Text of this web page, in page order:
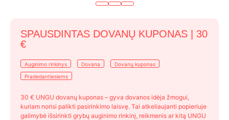
SPAUSDINTAS DOVANŲ KUPONAS | 30
€
Auginimo rinkinys Dovana
Dovanų kuponas
Pradedantiesiems
30 € UNGU dovanų kuponas – gyva dovanos idėja žmogui,
kuriam norisi palikti pasirinkimo laisvę. Tai atkeliaujanti popieriuje
galimybė išsirinkti grybų auginimo rinkinį, reikmenis ar kitą UNGU